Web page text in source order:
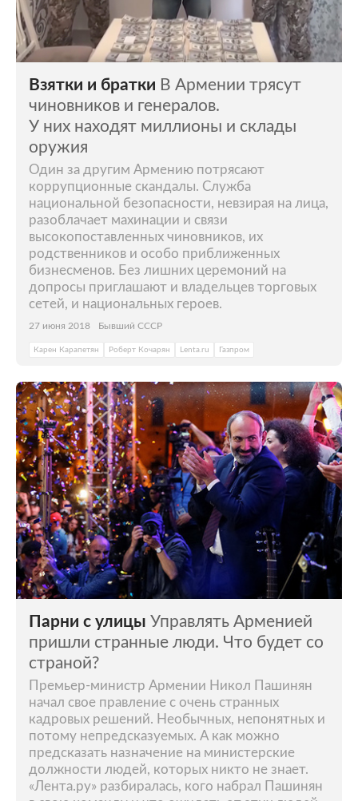
Взятки и братки В Армении трясут
чиновников и генералов.
У них находят миллионы и склады
оружия
Один за другим Армению потрясают
коррупционные скандалы. Служба
национальной безопасности, невзирая на лица,
разоблачает махинации и связи
высокопоставленных чиновников, их
родственников и особо приближенных
бизнесменов. Без лишних церемоний на
допросы приглашают и владельцев торговых
сетей, и национальных героев.
27 июня 2018 Бывший СССР
Карен Карапетян Роберт Кочарян Lenta.ru Газпром
Парни с улицы Управлять Арменией
пришли странные люди. Что будет со
страной?
Премьер-министр Армении Никол Пашинян
начал свое правление с очень странных
кадровых решений. Необычных, непонятных и
потому непредсказуемых. А как можно
предсказать назначение на министерские
должности людей, которых никто не знает.
«Лента.ру» разбиралась, кого набрал Пашинян